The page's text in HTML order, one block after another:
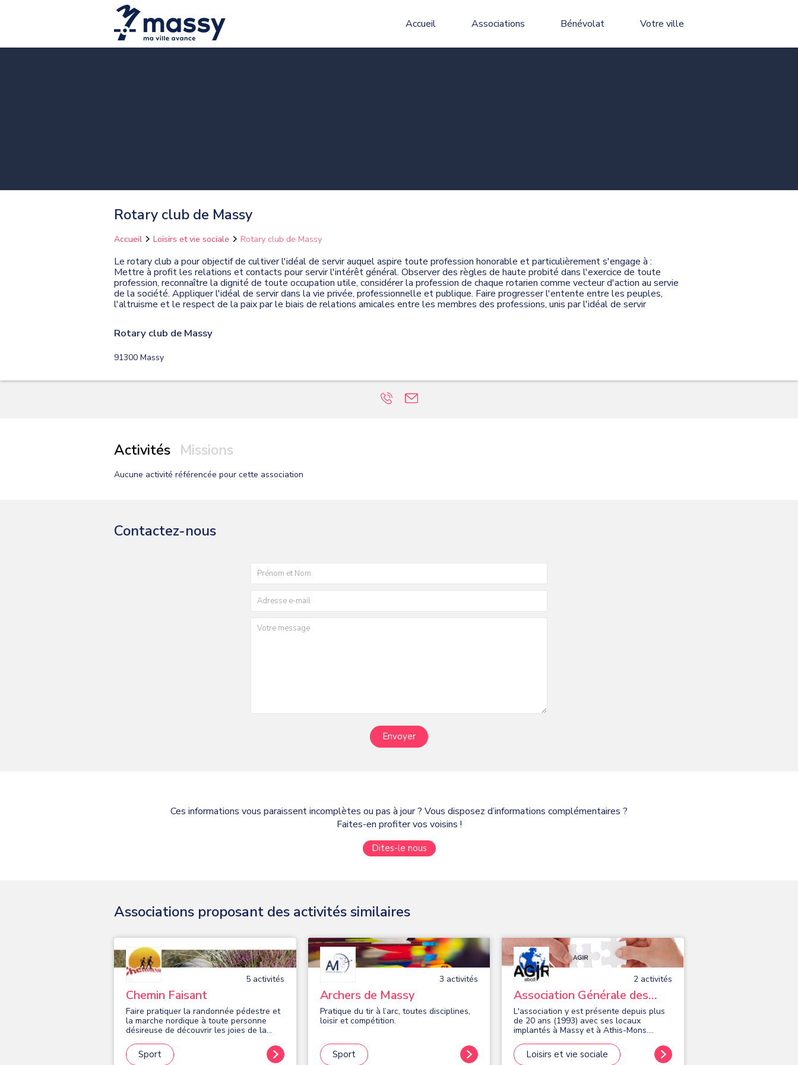
Accueil Associations Bénévolat Votre ville
Rotary club de Massy
Accueil Loisirs et vie sociale Rotary club de Massy
Le rotary club a pour objectif de cultiver l'idéal de servir auquel aspire toute profession honorable et particulièrement s'engage à :
Mettre à profit les relations et contacts pour servir l'intérêt général. Observer des règles de haute probité dans l'exercice de toute
profession, reconnaître la dignité de toute occupation utile, considérer la profession de chaque rotarien comme vecteur d'action au servie
de la société. Appliquer l'idéal de servir dans la vie privée, professionnelle et publique. Faire progresser l'entente entre les peuples,
l'altruisme et le respect de la paix par le biais de relations amicales entre les membres des professions, unis par l'idéal de servir
Rotary club de Massy
91300 Massy
Activités Missions
Aucune activité référencée pour cette association
Contactez-nous
Envoyer
Ces informations vous paraissent incomplètes ou pas à jour ? Vous disposez d’informations complémentaires ?
Faites-en profiter vos voisins !
Dites-le nous
Associations proposant des activités similaires
5activités
Chemin Faisant
Faire pratiquer la randonnée pédestre et
la marche nordique à toute personne
désireuse de découvrir les joies de la
l'environnement et dans un cadre plus
convivial que sportif. Les activités sont
Sport
3 activités
Archers de Massy
Pratique du tir à l’arc, toutes disciplines,
loisir et compétition.
Sport
2activités
Association Générale des
Intervenants Retraités
L'association y est présente depuis plus
de 20 ans (1993) avec ses locaux
implantés à Massy et à Athis-Mons.
couvre plusieurs communautés
d'agglomérations (Paris-Saclay et
Loisirs et vie sociale